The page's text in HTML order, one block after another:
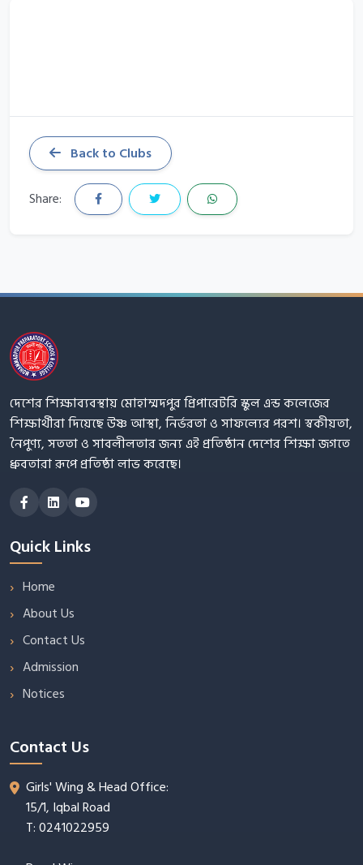
Back to Clubs
Share:
দেশের শিক্ষাব্যবস্থায় মোহাম্মদপুর প্রিপারেটরি স্কুল এন্ড কলেজের
শিক্ষার্থীরা দিয়েছে উষ্ণ আস্থা, নির্ভরতা ও সাফল্যের পরশ। স্বকীয়তা,
নৈপুণ্য, সততা ও সাবলীলতার জন্য এই প্রতিষ্ঠান দেশের শিক্ষা জগতে
ধ্রুবতারা রূপে প্রতিষ্ঠা লাভ করেছে।
Quick Links
Home
About Us
Contact Us
Admission
Notices
Contact Us
Girls' Wing & Head Office:
15/1, Iqbal Road
T: 0241022959